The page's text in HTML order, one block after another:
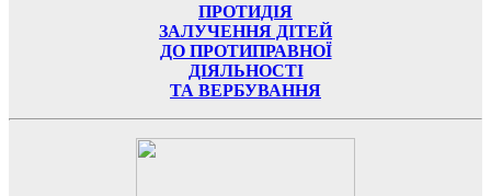
ПРОТИДІЯ
ЗАЛУЧЕННЯ ДІТЕЙ
ДО ПРОТИПРАВНОЇ
ДІЯЛЬНОСТІ
ТА ВЕРБУВАННЯ